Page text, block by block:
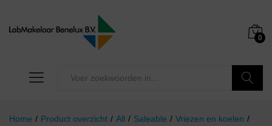
0
Home / Product overzicht / All / Saleable / Vriezen en koelen /